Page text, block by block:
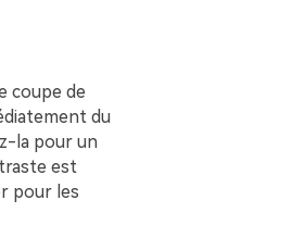
coupe de
du
la pour un
est
pour les